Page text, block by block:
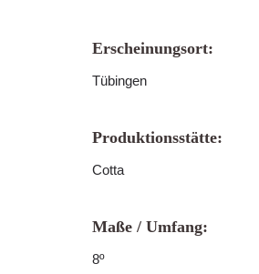
Erscheinungsort:
Tübingen
Produktionsstätte:
Cotta
Maße / Umfang:
8º